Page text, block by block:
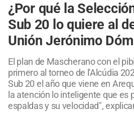
¿Por qué la
Sub 20 lo quiere al
Unión Jerónimo
El plan de Mascherano con el
primero al torneo de l'Alcúdia
Sub 20 el año que viene en
la atención lo inteligente que es
espaldas y su velocidad",